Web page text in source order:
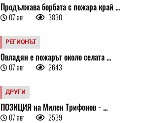
Продължава борбата с пожара край ...
07 авг 3830
РЕГИОНЪТ
Овладян е пожарът около селата ...
07 авг 2643
ДРУГИ
ПОЗИЦИЯ на Милен Трифонов - ...
07 авг 2539